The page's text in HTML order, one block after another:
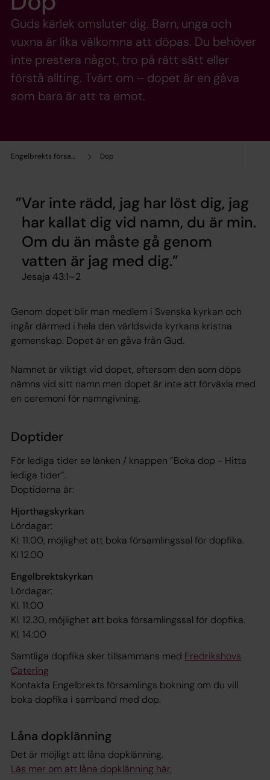
Engelbrekts församling Dop
Guds kärlek omsluter dig. Barn, unga och
vuxna är lika välkomna att döpas. Du behöver
inte prestera något, tro på rätt sätt eller
förstå allting. Tvärt om – dopet är en gåva
som bara är att ta emot.
Var inte rädd, jag har löst dig, jag
har kallat dig vid namn, du är min.
Om du än måste gå genom
vatten är jag med dig.
Jesaja 43:1–2
Genom dopet blir man medlem i Svenska kyrkan och
ingår därmed i hela den världsvida kyrkans kristna
gemenskap. Dopet är en gåva från Gud.
Namnet är viktigt vid dopet, eftersom den som döps
nämns vid sitt namn men dopet är inte att förväxla med
en ceremoni för namngivning.
Doptider
För lediga tider se länken / knappen ”Boka dop - Hitta
lediga tider”.
Doptiderna är:
Hjorthagskyrkan
Lördagar:
Kl. 11:00, möjlighet att boka församlingssal för dopfika.
Kl 12.00
Engelbrektskyrkan
Lördagar:
Kl. 11:00
Kl. 12.30, möjlighet att boka församlingssal för dopfika.
Kl. 14:00
Samtliga dopfika sker tillsammans med Fredrikshovs
Catering
Kontakta Engelbrekts församlings bokning om du vill
boka dopfika i samband med dop.
Låna dopklänning
Det är möjligt att låna dopklänning.
Läs mer om att låna dopklänning här.